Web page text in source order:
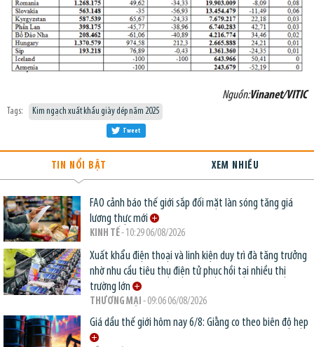
Nguồn:Vinanet/VITIC
Tags: Kim ngạch xuất khẩu giày dép năm 2025
Tweet
TIN NỔI BẬT XEM NHIỀU
FAO cảnh báo thế giới sắp đối mặt làn sóng tăng giá
lương thực mới
KINH TẾ- 10:29 06/08/2026
Xuất khẩu điện thoại và linh kiện duy trì đà tăng trưởng
nhờ nhu cầu tiêu thụ điện tử phục hồi tại nhiều thị
trường lớn
THƯƠNG MẠI - 09:06 06/08/2026
Giá dầu thế giới hôm nay 6/8: Giằng co theo biên độ hẹp